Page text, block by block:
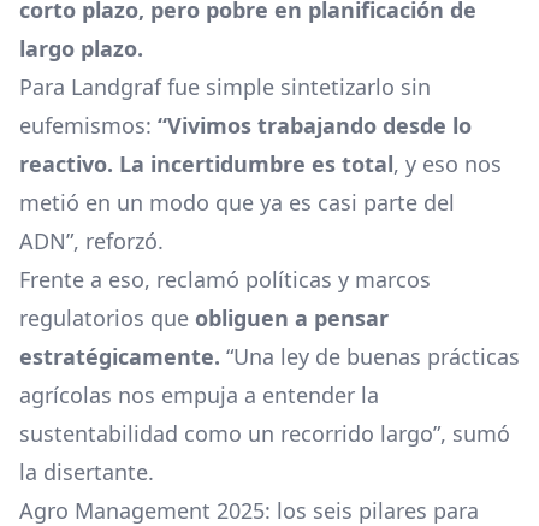
corto plazo, pero pobre en planificación de
largo plazo.
Para Landgraf fue simple sintetizarlo sin
eufemismos: “Vivimos trabajando desde lo
reactivo. La incertidumbre es total, y eso nos
metió en un modo que ya es casi parte del
ADN”, reforzó.
Frente a eso, reclamó políticas y marcos
regulatorios que obliguen a pensar
estratégicamente. “Una ley de buenas prácticas
agrícolas nos empuja a entender la
sustentabilidad como un recorrido largo”, sumó
la disertante.
Agro Management 2025: los seis pilares para